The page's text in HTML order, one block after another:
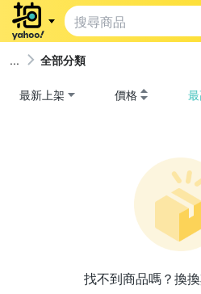
全部分類
最新上架 價格
找不到商品嗎？換